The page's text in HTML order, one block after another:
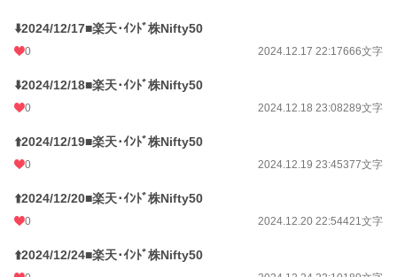
⬇️2024/12/17■楽天･ｲﾝﾄﾞ株Nifty50
0 2024.12.17 22:17666文字
⬇️2024/12/18■楽天･ｲﾝﾄﾞ株Nifty50
0 2024.12.18 23:08289文字
⬆️2024/12/19■楽天･ｲﾝﾄﾞ株Nifty50
0 2024.12.19 23:45377文字
⬆️2024/12/20■楽天･ｲﾝﾄﾞ株Nifty50
0 2024.12.20 22:54421文字
⬆️2024/12/24■楽天･ｲﾝﾄﾞ株Nifty50